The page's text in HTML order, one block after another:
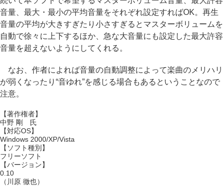
音量、最大・最小の平均音量をそれぞれ設定すればOK。再生
音量の平均が大きすぎたり小さすぎるとマスターボリュームを
自動で徐々に上下するほか、急な大音量にも設定した最大許容
音量を超えないようにしてくれる。
なお、作者によれば音量の自動調整によって楽曲のメリハリ
が弱くなったり“音ゆれ”を感じる場合もあるということなので
注意。
【著作権者】
中野 剛 氏
【対応OS】
Windows 2000/XP/Vista
【ソフト種別】
フリーソフト
【バージョン】
0.10
（川原 徹也）